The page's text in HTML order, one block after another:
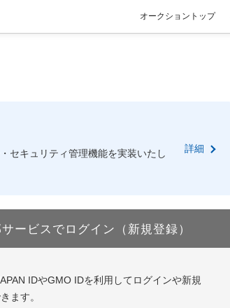
オークショントップ
セキュリティ管理機能を実装いたし
詳細
ービスでログイン（新規登録）
IDやGMO IDを利用してログインや新規
ます。